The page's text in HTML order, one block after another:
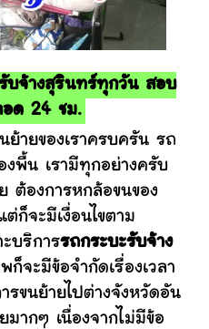
บจ้างสุรินทร์ทุกวัน สอบ
อด 24 ชม.
ของเราครบครัน รถ
งพื้น เรามีทุกอย่างครับ
ต้องการหกล้อขนของ
ก็จะมีเงื่อนไขตาม
บริการรถกระบะรับจ้าง
ก็จะมีข้อจำกัดเรื่องเวลา
ขนย้ายไปต่างจังหวัดอัน
ากๆ เนื่องจากไม่มีข้อ